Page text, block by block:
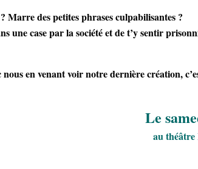
Marre des petites phrases culpabilisantes ?
une case par la société et de t’y sentir
nous en venant voir notre dernière création,
Le
au